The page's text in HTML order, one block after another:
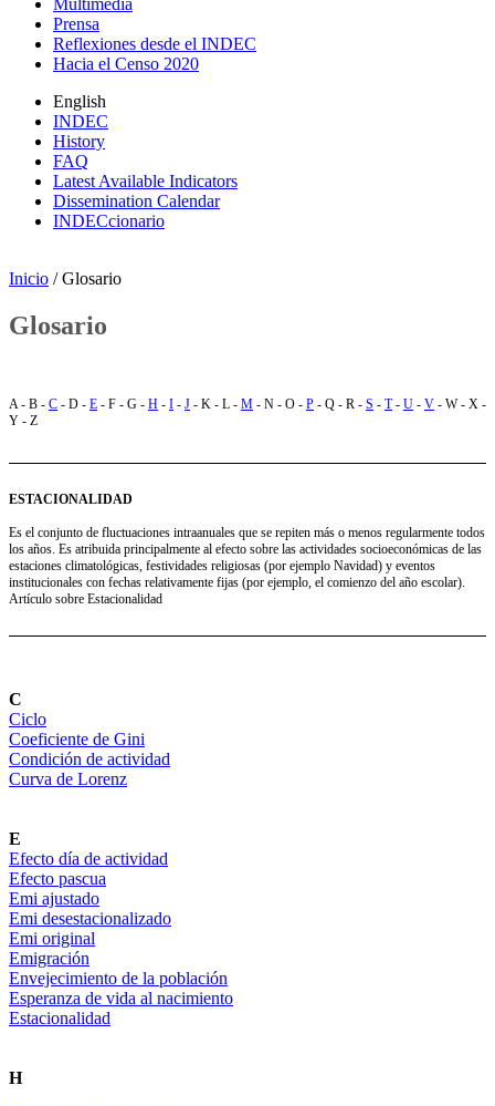
Multimedia
Prensa
Reflexiones desde el INDEC
Hacia el Censo 2020
English
INDEC
History
FAQ
Latest Available Indicators
Dissemination Calendar
INDECcionario
Inicio / Glosario
Glosario
A - B - C - D - E - F - G - H - I - J - K - L - M - N - O - P - Q - R - S - T- U - V - W - X -
Y - Z
ESTACIONALIDAD
Es el conjunto de fluctuaciones intraanuales que se repiten más o menos regularmente todos
los años. Es atribuida principalmente al efecto sobre las actividades socioeconómicas de las
estaciones climatológicas, festividades religiosas (por ejemplo Navidad) y eventos
institucionales con fechas relativamente fijas (por ejemplo, el comienzo del año escolar).
Artículo sobre Estacionalidad
C
Ciclo
Coeficiente de Gini
Condición de actividad
Curva de Lorenz
E
Efecto día de actividad
Efecto pascua
Emi ajustado
Emi desestacionalizado
Emi original
Emigración
Envejecimiento de la población
Esperanza de vida al nacimiento
Estacionalidad
H